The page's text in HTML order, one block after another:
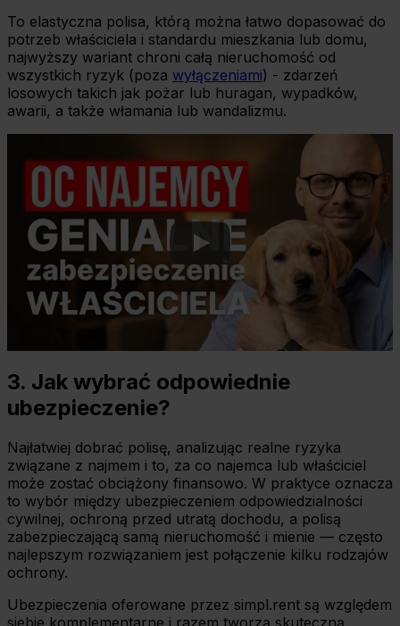
To elastyczna polisa, którą można łatwo dopasować do
potrzeb właściciela i standardu mieszkania lub domu,
najwyższy wariant chroni całą nieruchomość od
wszystkich ryzyk (poza wyłączeniami) - zdarzeń
losowych takich jak pożar lub huragan, wypadków,
awarii, a także włamania lub wandalizmu.
3. Jak wybrać odpowiednie
ubezpieczenie?
Najłatwiej dobrać polisę, analizując realne ryzyka
związane z najmem i to, za co najemca lub właściciel
może zostać obciążony finansowo. W praktyce oznacza
to wybór między ubezpieczeniem odpowiedzialności
cywilnej, ochroną przed utratą dochodu, a polisą
zabezpieczającą samą nieruchomość i mienie — często
najlepszym rozwiązaniem jest połączenie kilku rodzajów
ochrony.
Ubezpieczenia oferowane przez simpl.rent są względem